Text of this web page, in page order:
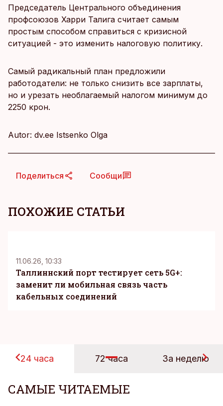
Председатель Центрального объединения
профсоюзов Харри Талига считает самым
простым способом справиться с кризисной
ситуацией - это изменить налоговую политику.
Самый радикальный план предложили
работодатели: не только снизить все зарплаты,
но и урезать необлагаемый налогом минимум до
2250 крон.
Autor: dv.ee Istsenko Olga
Поделиться Сообщи
ПОХОЖИЕ СТАТЬИ
11.06.26, 10:33
Таллиннский порт тестирует сеть 5G+:
заменит ли мобильная связь часть
кабельных соединений
24 часа 72 часа За неделю
САМЫЕ ЧИТАЕМЫЕ